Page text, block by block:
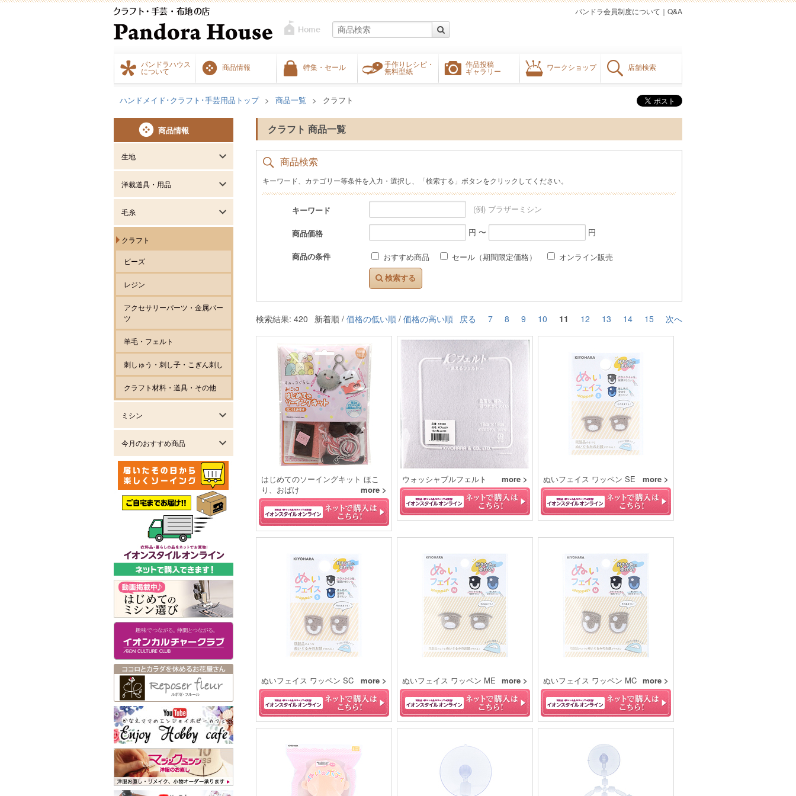
パンドラハウス
について
商品情報 特集・セール
手作りレシピ・
無料型紙
作品投稿
ギャラリー
ワークショップ 店舗検索
Q&A
｜
パンドラ会員制度について
ハンドメイド･クラフト･手芸用品トップ 商品一覧 クラフト
クラフト 商品一覧
商品検索
キーワード、カテゴリー等条件を入力・選択し、「検索する」ボタンをクリックしてください。
キーワード (例) ブラザーミシン
商品価格 円 〜 円
商品の条件 おすすめ商品 セール（期間限定価格） オンライン販売
検索する
検索結果: 420 戻る 7 8 9 10 11 12 13 14 15 次へ
新着順 / 価格の低い順 / 価格の高い順
はじめてのソーイングキット ほこ
り、おばけ
more >
ウォッシャブルフェルト more > ぬいフェイス ワッペン SE more >
ぬいフェイス ワッペン SC more > ぬいフェイス ワッペン ME more > ぬいフェイス ワッペン MC more >
商品情報
生地
洋裁道具・用品
毛糸
クラフト
ビーズ
レジン
アクセサリーパーツ・金属パー
ツ
羊毛・フェルト
刺しゅう・刺し子・こぎん刺し
クラフト材料・道具・その他
ミシン
今月のおすすめ商品